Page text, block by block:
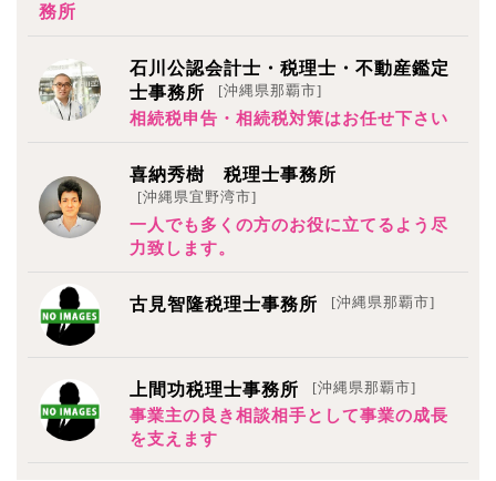
務所
石川公認会計士・税理士・不動産鑑定
士事務所
[沖縄県那覇市]
相続税申告・相続税対策はお任せ下さい
喜納秀樹 税理士事務所
[沖縄県宜野湾市]
一人でも多くの方のお役に立てるよう尽
力致します。
古見智隆税理士事務所 [沖縄県那覇市]
上間功税理士事務所 [沖縄県那覇市]
事業主の良き相談相手として事業の成長
を支えます